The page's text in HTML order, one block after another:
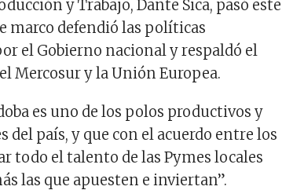
y Trabajo, Dante Sica, pasó este
marco defendió las políticas
el Gobierno nacional y respaldó el
Mercosur y la Unión Europea.
es uno de los polos productivos y
del país, y que con el acuerdo entre los
todo el talento de las Pymes locales
las que apuesten e inviertan”.